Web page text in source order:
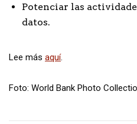
Potenciar las
datos.
Lee más aquí.
Foto: World Bank Photo